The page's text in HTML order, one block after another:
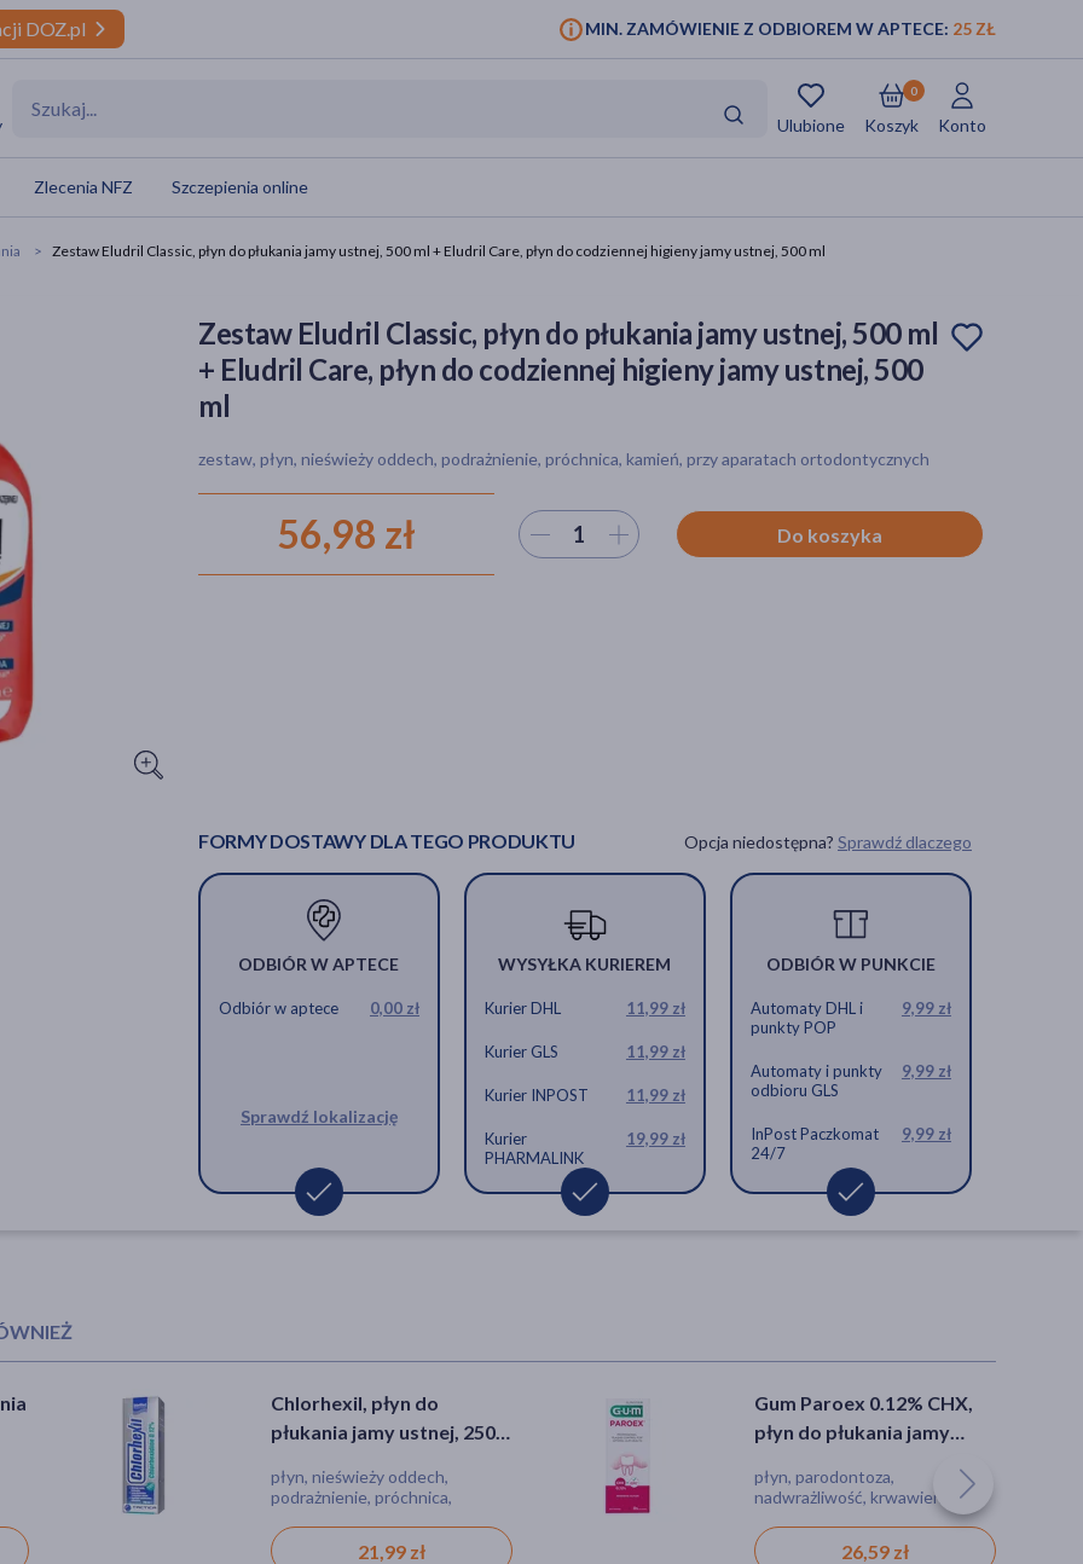
DOZ.pl MIN. ZAMÓWIENIE Z ODBIOREM W APTECE: 25 ZŁ
Ulubione Koszyk
0
Konto
Zlecenia NFZ Szczepienia online
Zestaw Eludril Classic, płyn do płukania jamy ustnej, 500 ml + Eludril Care, płyn do codziennej higieny jamy ustnej, 500 ml
Zestaw Eludril Classic, płyn do płukania jamy ustnej, 500 ml
+ Eludril Care, płyn do codziennej higieny jamy ustnej, 500
ml
zestaw, płyn, nieświeży oddech, podrażnienie, próchnica, kamień, przy aparatach ortodontycznych
56,98 zł Wybierz ilość Do koszyka
FORMY DOSTAWY DLA TEGO PRODUKTU Opcja niedostępna? Sprawdź dlaczego
ODBIÓR W APTECE
Odbiór w aptece 0,00 zł
Sprawdź lokalizację
WYSYŁKA KURIEREM
Kurier DHL 11,99 zł
Kurier GLS 11,99 zł
Kurier INPOST 11,99 zł
Kurier
PHARMALINK
19,99 zł
ODBIÓR W PUNKCIE
Automaty DHL i
punkty POP
9,99 zł
Automaty i punkty
odbioru GLS
9,99 zł
InPost Paczkomat
24/7
9,99 zł
Chlorhexil, płyn do
płukania jamy ustnej, 250
płyn, nieświeży oddech,
podrażnienie, próchnica,
fluoru
21,99 zł
Gum Paroex 0.12% CHX,
płyn do płukania jamy
płyn, parodontoza,
nadwrażliwość, krwawienie,
alkoholu
26,59 zł
Elgydium Anti Plaque,
pasta do zębów, 75 ml
pasta, nieświeży oddech,
próchnica, kamień
17,79 zł
Eludril White, płyn do
płukania jamy ustnej, 500
płyn, przebarwienia,
odświeżenie, miętowy,
21,19 zł